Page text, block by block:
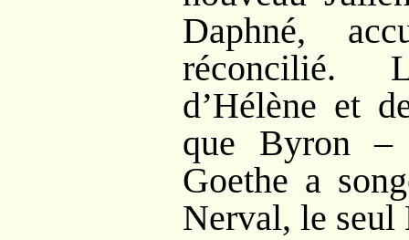
Daphné,
réconcilié.
d’Hélène et
que Byron
Goethe a
Nerval, le seul